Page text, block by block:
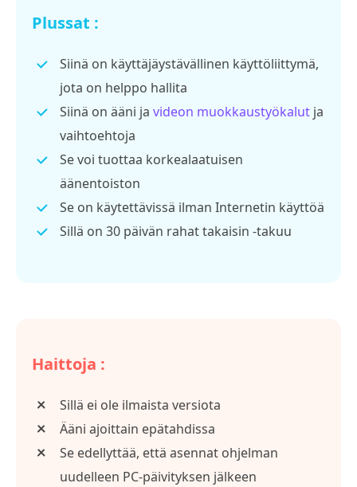
Plussat :
Siinä on käyttäjäystävällinen käyttöliittymä,
jota on helppo hallita
Siinä on ääni ja videon muokkaustyökalut ja
vaihtoehtoja
Se voi tuottaa korkealaatuisen
äänentoiston
Se on käytettävissä ilman Internetin käyttöä
Sillä on 30 päivän rahat takaisin -takuu
Haittoja :
Sillä ei ole ilmaista versiota
Ääni ajoittain epätahdissa
Se edellyttää, että asennat ohjelman
uudelleen PC-päivityksen jälkeen